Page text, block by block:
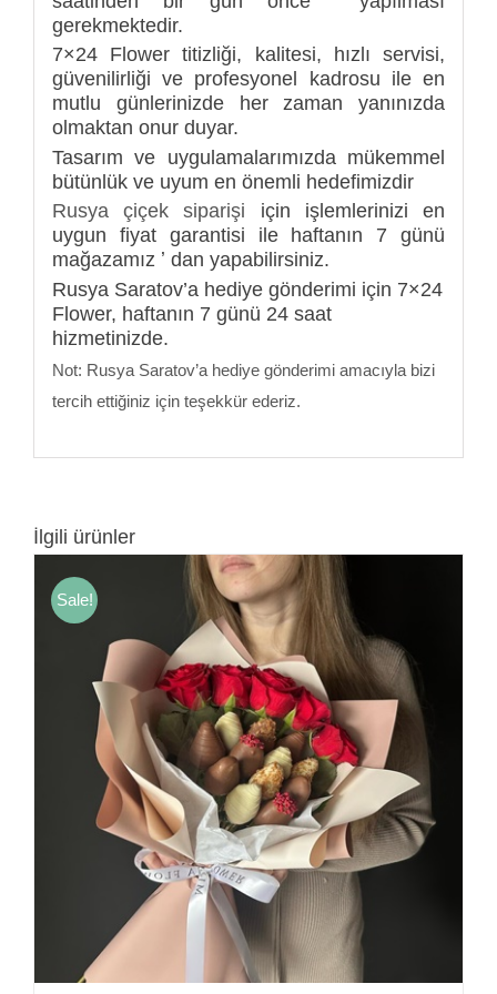
gerekmektedir.
7×24 Flower titizliği, kalitesi, hızlı servisi,
güvenilirliği ve profesyonel kadrosu ile en
mutlu günlerinizde her zaman yanınızda
olmaktan onur duyar.
Tasarım ve uygulamalarımızda mükemmel
bütünlük ve uyum en önemli hedefimizdir
Rusya çiçek siparişi için işlemlerinizi en
uygun fiyat garantisi ile haftanın 7 günü
mağazamız ʼ dan yapabilirsiniz.
Rusya Saratov’a hediye gönderimi için 7×24
Flower, haftanın 7 günü 24 saat
hizmetinizde.
Not: Rusya Saratov’a hediye gönderimi amacıyla bizi
tercih ettiğiniz için teşekkür ederiz.
İlgili ürünler
Sale!